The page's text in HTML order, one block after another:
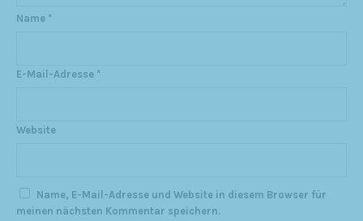
Name *
E-Mail-Adresse *
Website
Name, E-Mail-Adresse und Website in diesem Browser für
meinen nächsten Kommentar speichern.